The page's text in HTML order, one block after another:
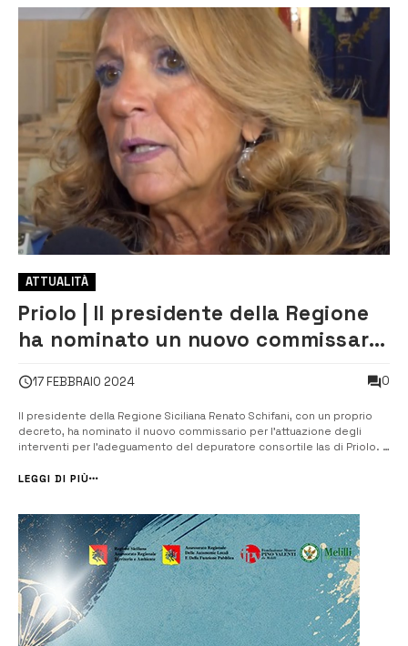
ATTUALITÀ
Priolo | Il presidente della Regione
ha nominato un nuovo commissario
17 FEBBRAIO 2024 0
Il presidente della Regione Siciliana Renato Schifani, con un proprio
decreto, ha nominato il nuovo commissario per l’attuazione degli
interventi per l’adeguamento del depuratore consortile Ias di Priolo. È
società in house che gestisce il servizio rifiuti e la piattaforma d...
LEGGI DI PIÙ